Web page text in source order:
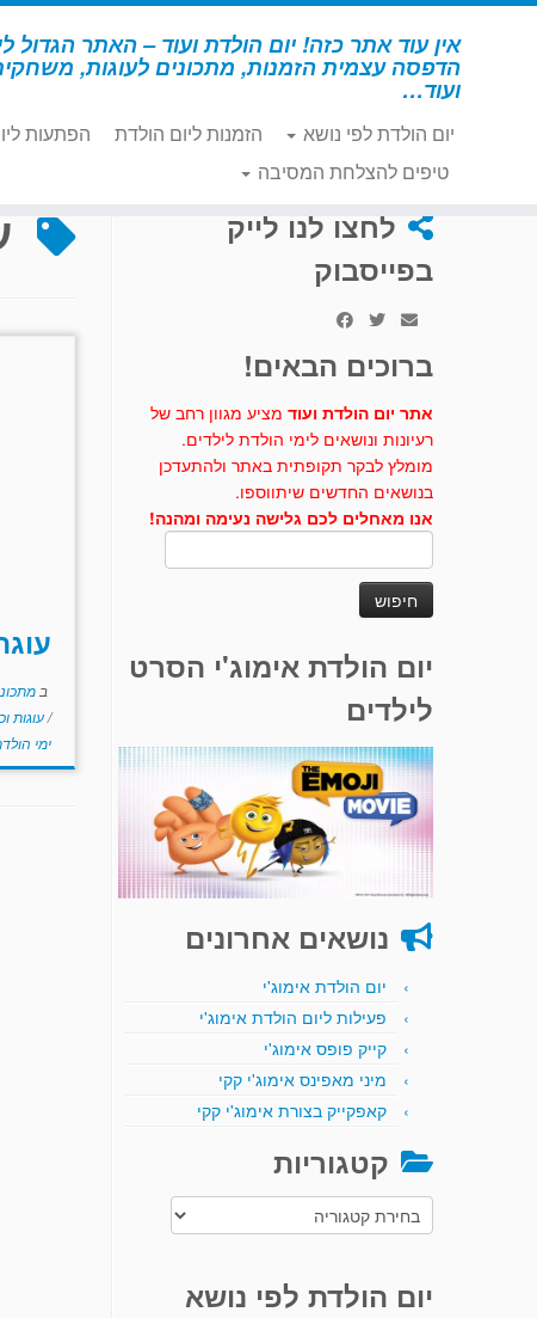
דלג
אין עוד אתר כזה! יום הולדת ועוד – האתר הגדול
הדפסה עצמית הזמנות, מתכונים לעוגות,
ועוד…
יום הולדת לפי נושא הזמנות ליום הולדת הפתעות
טיפים להצלחת המסיבה
דף הבית » עוגת זכוכית מגדלת
לחצו לנו לייק
בפייסבוק
ברוכים הבאים!
אתר יום הולדת ועוד מציע מגוון רחב של
רעיונות ונושאים לימי הולדת לילדים.
מומלץ לבקר תקופתית באתר ולהתעדכן
בנושאים החדשים שיתווספו.
אנו מאחלים לכם גלישה נעימה ומהנה!
יום הולדת אימוג'י הסרט
לילדים
נושאים אחרונים
יום הולדת אימוג'י
פעילות ליום הולדת אימוג'י
קייק פופס אימוג'י
מיני מאפינס אימוג'י קקי
קאפקייק בצורת אימוג'י קקי
קטגוריות
קטגוריות
יום הולדת לפי נושא
ב
/עוגות
ימי